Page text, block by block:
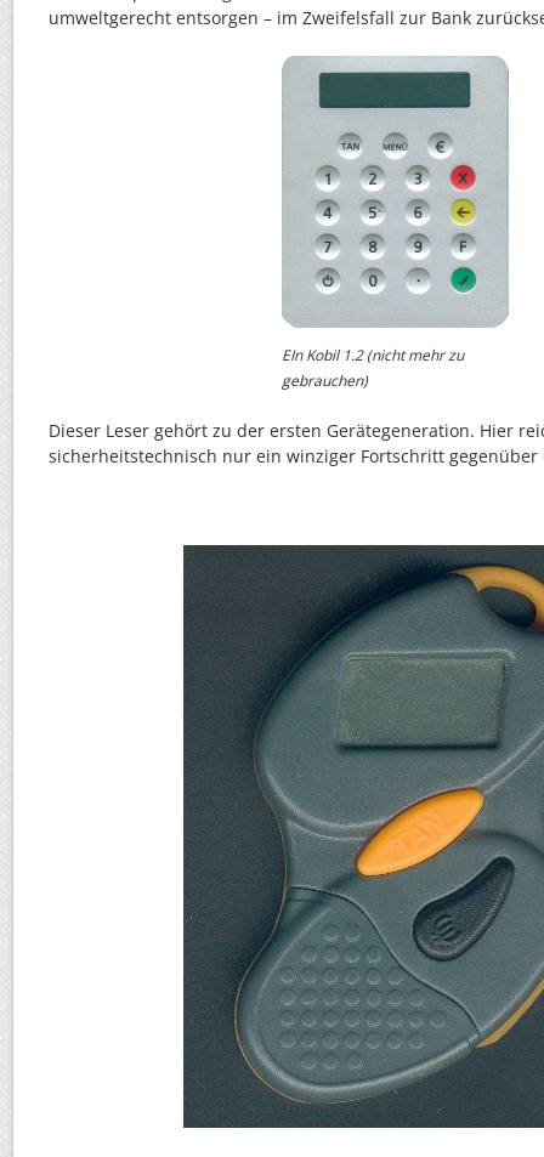
umweltgerecht entsorgen – im Zweifelsfall zur Bank
EIn Kobil 1.2 (nicht mehr zu
gebrauchen)
Dieser Leser gehört zu der ersten Gerätegeneration. Hier
sicherheitstechnisch nur ein winziger Fortschritt gegenüber